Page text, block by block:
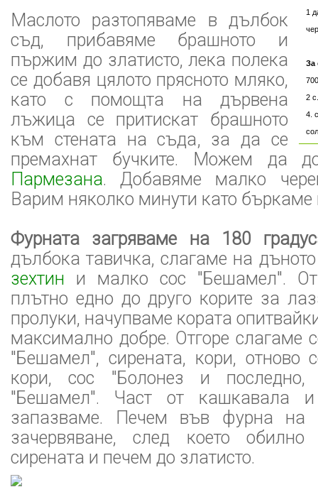
1
За
2
4.
Маслото разтопяваме в дълбок
съд, прибавяме брашното и
пържим до златисто, лека полека
се добавя цялото прясното мляко,
като с помощта на дървена
лъжица се притискат брашното
към стената на съда, за да се
премахнат бучките. Можем да
Пармезана. Добавяме малко
Варим няколко минути като бъркаме
Фурната загряваме на 180
дълбока тавичка, слагаме на
зехтин и малко сос "Бешамел".
плътно едно до друго корите за
пролуки, начупваме кората
максимално добре. Отгоре слагаме
"Бешамел", сирената, кори, отново
кори, сос "Болонез и последно,
"Бешамел". Част от кашкавала
запазваме. Печем във фурна на
зачервяване, след което
сирената и печем до златисто.